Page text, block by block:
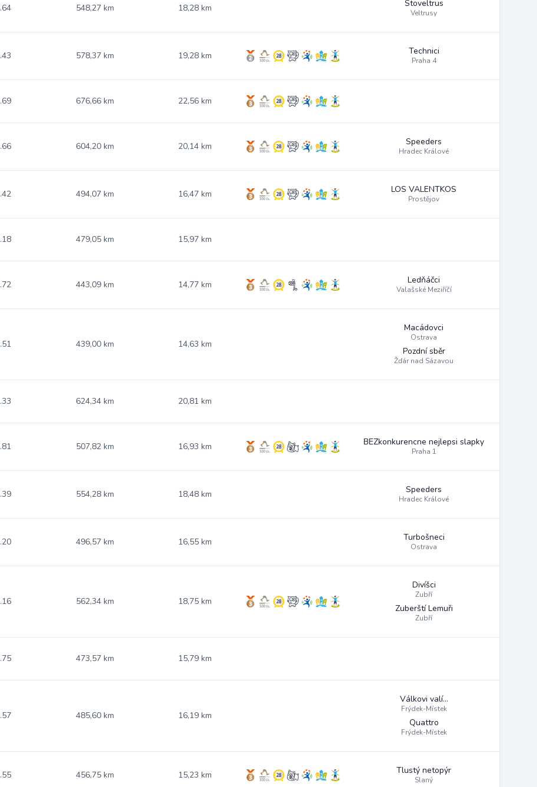
548,27 km 18,28 km Stoveltrus
Veltrusy
578,37 km 19,28 km Technici
Praha 4
676,66 km 22,56 km
604,20 km 20,14 km Speeders
Hradec Králové
494,07 km 16,47 km LOS VALENTKOS
Prostějov
479,05 km 15,97 km
443,09 km 14,77 km Ledňáčci
Valašské Meziříčí
439,00 km 14,63 km
Macádovci
Ostrava
Pozdní sběr
Žďár nad Sázavou
624,34 km 20,81 km
507,82 km 16,93 km BEZkonkurencne nejlepsi slapky
Praha 1
554,28 km 18,48 km Speeders
Hradec Králové
496,57 km 16,55 km Turbošneci
Ostrava
562,34 km 18,75 km
Divíšci
Zubří
Zuberští Lemuři
Zubří
473,57 km 15,79 km
485,60 km 16,19 km
Válkovi valí...
Frýdek-Místek
Quattro
Frýdek-Místek
456,75 km 15,23 km Tlustý netopýr
Slaný